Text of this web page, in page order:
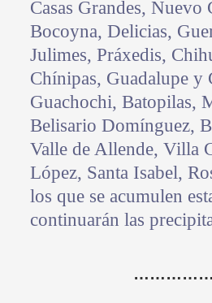
Casas Grandes, Nuevo
Bocoyna, Delicias,
Julimes, Práxedis,
Chínipas, Guadalupe y
Guachochi, Batopilas,
Belisario Domínguez,
Valle de Allende, Villa
López, Santa Isabel,
los que se acumulen
continuarán las